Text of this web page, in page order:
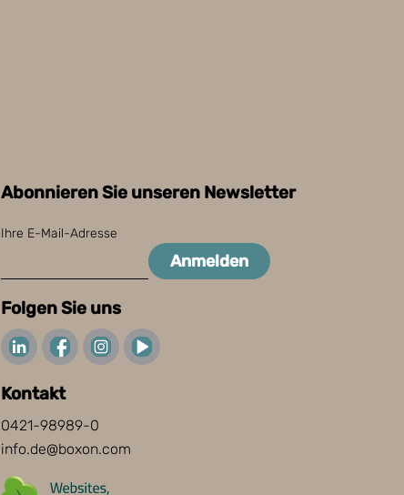
Abonnieren Sie unseren Newsletter
Ihre E-Mail-Adresse
Anmelden
Folgen Sie uns
Kontakt
0421-98989-0
info.de@boxon.com